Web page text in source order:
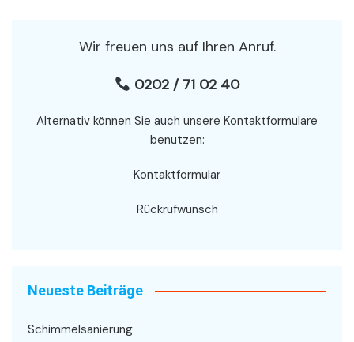
Wir freuen uns auf Ihren Anruf.
0202 / 71 02 40
Alternativ können Sie auch unsere Kontaktformulare
benutzen:
Kontaktformular
Rückrufwunsch
Neueste Beiträge
Schimmelsanierung